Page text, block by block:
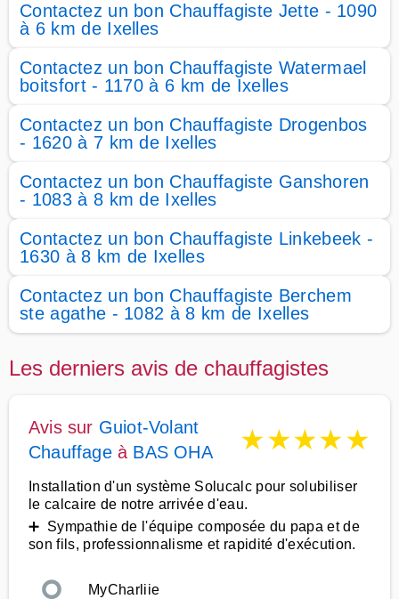
Contactez un bon Chauffagiste Jette - 1090
à 6 km de Ixelles
Contactez un bon Chauffagiste Watermael
boitsfort - 1170 à 6 km de Ixelles
Contactez un bon Chauffagiste Drogenbos
- 1620 à 7 km de Ixelles
Contactez un bon Chauffagiste Ganshoren
- 1083 à 8 km de Ixelles
Contactez un bon Chauffagiste Linkebeek -
1630 à 8 km de Ixelles
Contactez un bon Chauffagiste Berchem
ste agathe - 1082 à 8 km de Ixelles
Les derniers avis de chauffagistes
Avis sur Guiot-Volant
Chauffageà BAS OHA ★★★★★
Installation d'un système Solucalc pour solubiliser
le calcaire de notre arrivée d'eau.
➕ Sympathie de l'équipe composée du papa et de
son fils, professionnalisme et rapidité d'exécution.
MyCharliie